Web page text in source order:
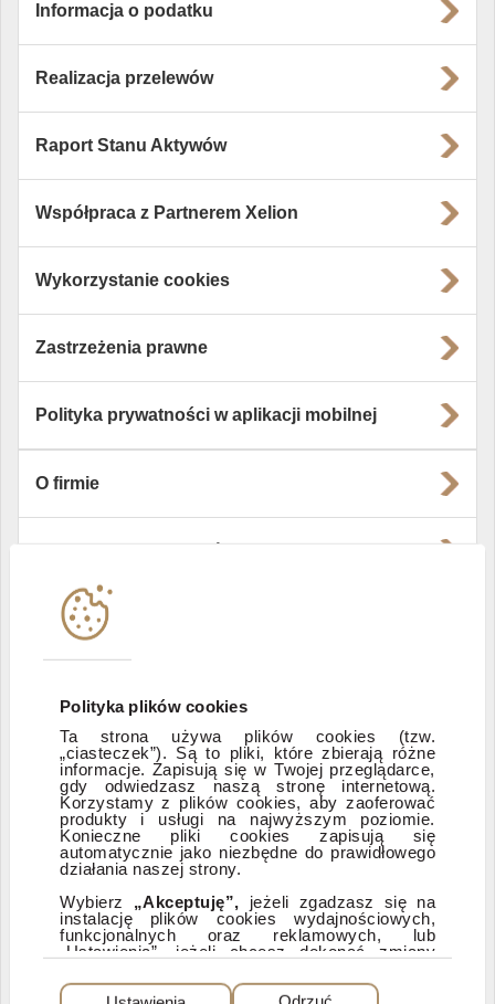
Polityka plików cookies
Ta strona używa plików cookies (tzw.
„ciasteczek”). Są to pliki, które zbierają różne
informacje. Zapisują się w Twojej przeglądarce,
gdy odwiedzasz naszą stronę internetową.
Korzystamy z plików cookies, aby zaoferować
produkty i usługi na najwyższym poziomie.
Konieczne pliki cookies zapisują się
automatycznie jako niezbędne do prawidłowego
działania naszej strony.
Wybierz „Akceptuję”, jeżeli zgadzasz się na
instalację plików cookies wydajnościowych,
funkcjonalnych oraz reklamowych, lub
„Ustawienia”, jeżeli chcesz dokonać zmiany
Informacja o podatku
Realizacja przelewów
Raport Stanu Aktywów
Współpraca z Partnerem Xelion
Wykorzystanie cookies
Zastrzeżenia prawne
Polityka prywatności w aplikacji mobilnej
O firmie
Instytucje współpracujące
Zastrzeżenia prawne
ESG
PEŁNA WERSJA SERWISU